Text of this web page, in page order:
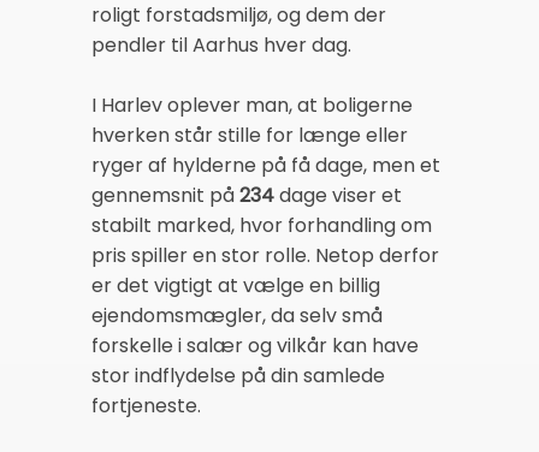
roligt forstadsmiljø, og dem der
pendler til Aarhus hver dag.
I Harlev oplever man, at boligerne
hverken står stille for længe eller
ryger af hylderne på få dage, men et
gennemsnit på234dage viser et
stabilt marked, hvor forhandling om
pris spiller en stor rolle. Netop derfor
er det vigtigt at vælge en billig
ejendomsmægler, da selv små
forskelle i salær og vilkår kan have
stor indflydelse på din samlede
fortjeneste.